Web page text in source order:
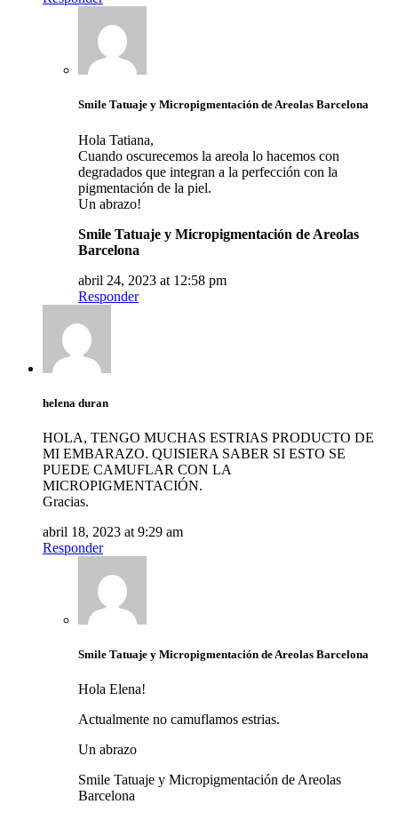
Smile Tatuaje y Micropigmentación de Areolas Barcelona
Hola Tatiana,
Cuando oscurecemos la areola lo hacemos con
degradados que integran a la perfección con la
pigmentación de la piel.
Un abrazo!
Smile Tatuaje y Micropigmentación de Areolas
Barcelona
abril 24, 2023 at 12:58 pm
Responder
helena duran
HOLA, TENGO MUCHAS ESTRIAS PRODUCTO DE
MI EMBARAZO. QUISIERA SABER SI ESTO SE
PUEDE CAMUFLAR CON LA
MICROPIGMENTACIÓN.
Gracias.
abril 18, 2023 at 9:29 am
Responder
Smile Tatuaje y Micropigmentación de Areolas Barcelona
Hola Elena!
Actualmente no camuflamos estrias.
Un abrazo
Smile Tatuaje y Micropigmentación de Areolas
Barcelona